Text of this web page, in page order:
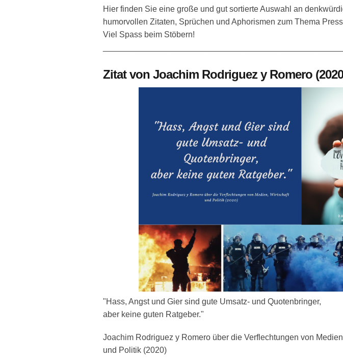
Hier finden Sie eine große und gut sortierte Auswahl an
humorvollen Zitaten, Sprüchen und Aphorismen zum Thema
Viel Spass beim Stöbern!
Zitat von Joachim Rodriguez y Romero
"Hass, Angst und Gier sind gute Umsatz- und Quotenbringer,
aber keine guten Ratgeber."
Joachim Rodriguez y Romero über die Verflechtungen von
und Politik (2020)